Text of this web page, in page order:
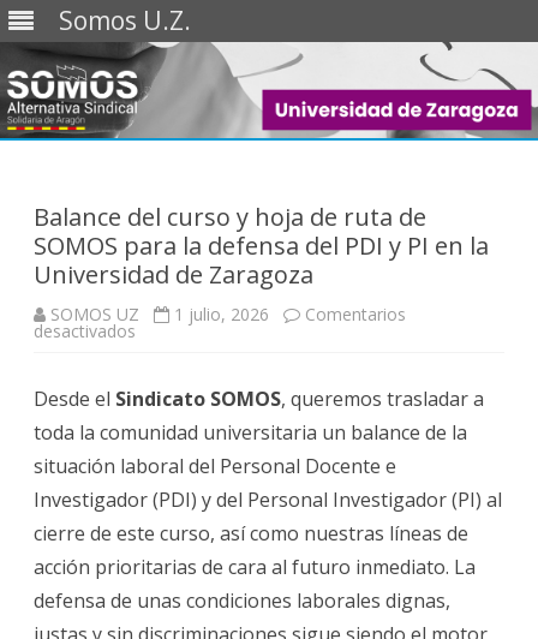
Somos U.Z.
Saltar
Balance del curso y hoja de ruta de
SOMOS para la defensa del PDI y PI en la
Universidad de Zaragoza
SOMOS UZ 1 julio, 2026 Comentarios
desactivados
y
hoja
de
ruta
de
SOMOS
para
la
defensa
del
PDI
y
PI
en
la
Desde el Sindicato SOMOS, queremos trasladar a
toda la comunidad universitaria un balance de la
situación laboral del Personal Docente e
Investigador (PDI) y del Personal Investigador (PI) al
cierre de este curso, así como nuestras líneas de
acción prioritarias de cara al futuro inmediato. La
defensa de unas condiciones laborales dignas,
justas y sin discriminaciones sigue siendo el motor